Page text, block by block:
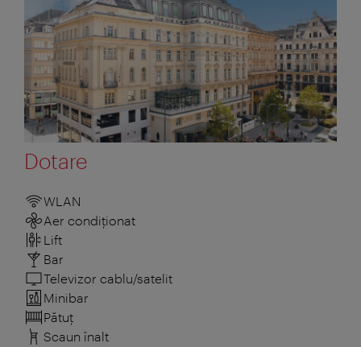
Dotare
WLAN
Aer condiționat
Lift
Bar
Televizor cablu/satelit
Minibar
Pătuţ
Scaun înalt